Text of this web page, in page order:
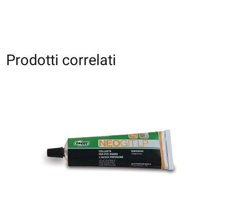
Prodotti correlati